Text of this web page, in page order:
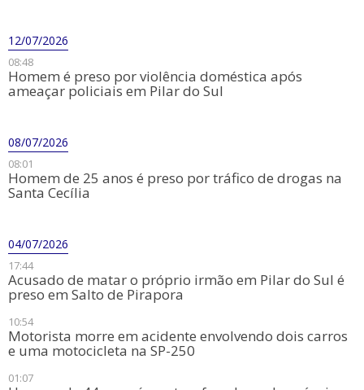
12/07/2026
08:48
​Homem é preso por violência doméstica após
ameaçar policiais em Pilar do Sul
08/07/2026
08:01
​Homem de 25 anos é preso por tráfico de drogas na
Santa Cecília
04/07/2026
17:44
Acusado de matar o próprio irmão em Pilar do Sul é
preso em Salto de Pirapora
10:54
Motorista morre em acidente envolvendo dois carros
e uma motocicleta na SP-250
01:07